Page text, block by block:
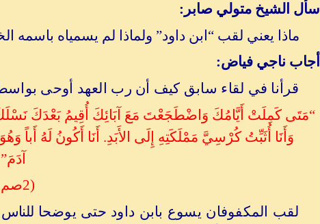
سأل الشيخ متولي صابر:
ماذا يعني لقب “ابن داود” ولماذا لم يسمياه باسمه
أجاب ناجي فياض:
قرأنا في لقاء سابق كيف أن رب العهد أوحى
“مَتَى كَمِلَتْ أَيَّامُكَ وَاضْطَجَعْتَ مَعَ آبَائِكَ أُقِيمُ بَعْدَكَ
وَأَنَا أُثَبِّتُ كُرْسِيَّ مَمْلَكَتِهِ إِلَى الأَبَدِ. أَنَا أَكُونُ لَهُ
(2صم 7: 12
لقب المكفوفان يسوع بابن داود حتى يوضحا للناس